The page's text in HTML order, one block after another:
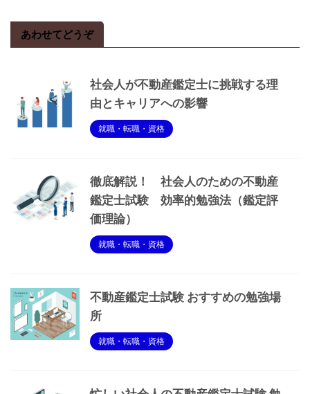
あわせてどうぞ
社会人が不動産鑑定士に挑戦する理
由とキャリアへの影響
就職・転職・資格
徹底解説！ 社会人のための不動産
鑑定士試験 効率的勉強法（鑑定評
価理論）
就職・転職・資格
不動産鑑定士試験 おすすめの勉強場
所
就職・転職・資格